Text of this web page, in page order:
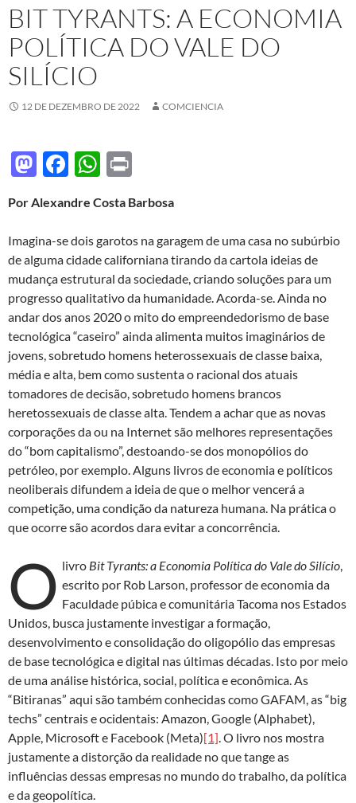
BIT TYRANTS: A ECONOMIA
POLÍTICA DO VALE DO
SILÍCIO
12 DE DEZEMBRO DE 2022 COMCIENCIA
M
to
d
o
n
F
e
b
o
o
k
W
at
s
A
p
p
nt
Por Alexandre Costa Barbosa
Imagina-se dois garotos na garagem de uma casa no subúrbio
de alguma cidade californiana tirando da cartola ideias de
mudança estrutural da sociedade, criando soluções para um
progresso qualitativo da humanidade. Acorda-se. Ainda no
andar dos anos 2020 o mito do empreendedorismo de base
tecnoló­gica “caseiro” ainda alimenta muitos imaginários de
jovens, sobretudo homens heterossexuais de classe baixa,
média e alta, bem como sustenta o racional dos atuais
tomadores de decisão, sobretudo homens brancos
heretossexuais de classe alta. Tendem a achar que as novas
corporações da ou na Internet são melhores representações
do “bom capitalismo”, destoando-se dos monopólios do
petróleo, por exemplo. Alguns livros de economia e políticos
neoliberais difundem a ideia de que o melhor vencerá a
competição, uma condição da natureza humana. Na prática o
que ocorre são acordos dara evitar a concorrência.
O livro Bit Tyrants: a Economia Política do Vale do Silício,
escrito por Rob Larson, professor de economia da
Faculdade púbica e comunitária Tacoma nos Estados
Unidos, busca justamente investigar a formação,
desenvolvimento e consolidação do oligopólio das empresas
de base tecnológica e digital nas últimas décadas. Isto por meio
de uma análise histórica, social, política e econômica. As
“Bitiranas” aqui são também conhecidas como GAFAM, as “big
techs” centrais e ocidentais: Amazon, Google (Alphabet),
Apple, Microsoft e Facebook (Meta)[1]. O livro nos mostra
justamente a distorção da realidade no que tange as
influências dessas empresas no mundo do trabalho, da política
e da geopolítica.